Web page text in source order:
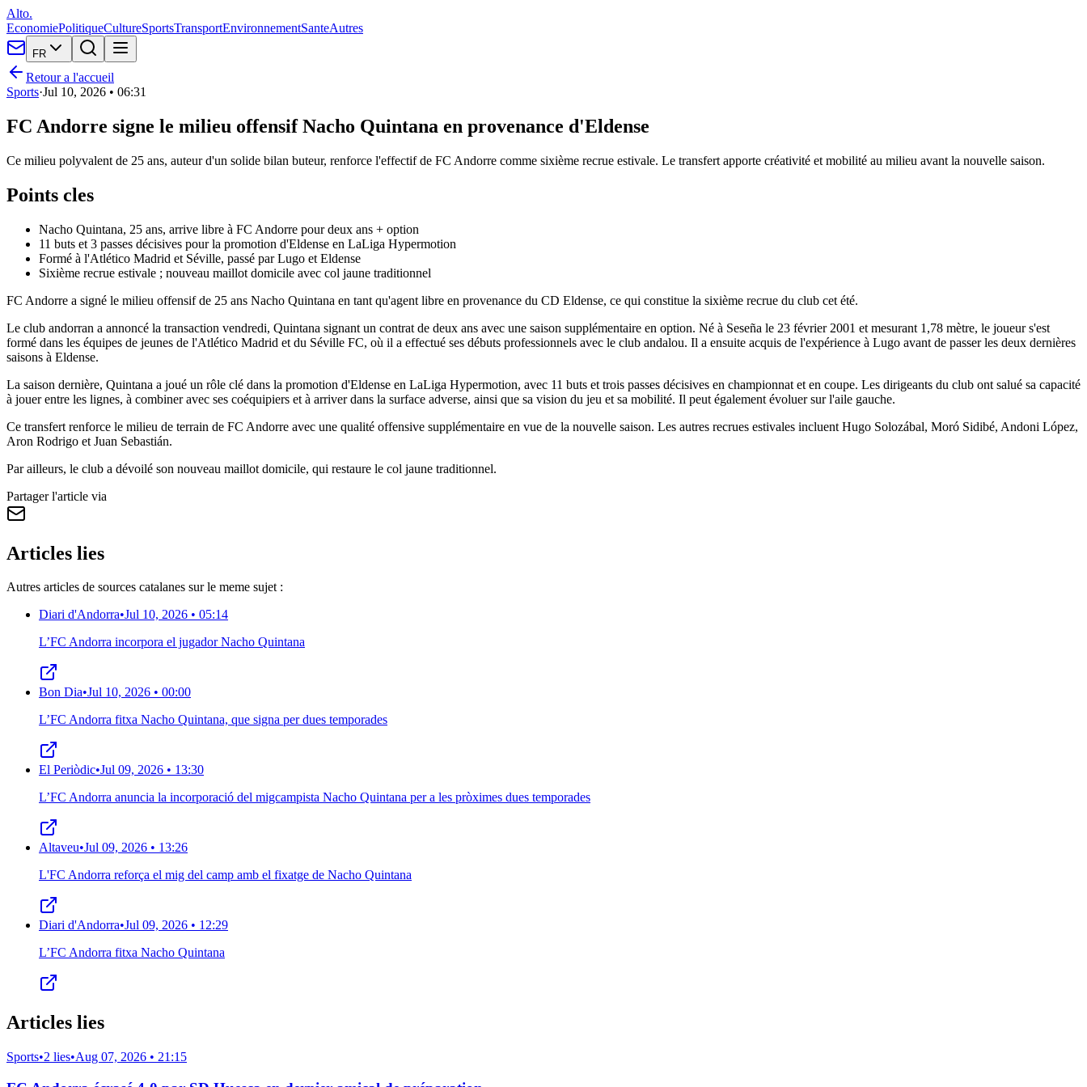
Alto.
EconomiePolitiqueCultureSportsTransportEnvironnementSanteAutres
FR
Retour a l'accueil
Sports·Jul 10, 2026 • 06:31
FC Andorre signe le milieu offensif Nacho Quintana en provenance d'Eldense
Ce milieu polyvalent de 25 ans, auteur d'un solide bilan buteur, renforce l'effectif de FC Andorre comme sixième recrue estivale. Le transfert apporte créativité et mobilité au milieu avant la nouvelle saison.
Points cles
Nacho Quintana, 25 ans, arrive libre à FC Andorre pour deux ans + option
11 buts et 3 passes décisives pour la promotion d'Eldense en LaLiga Hypermotion
Formé à l'Atlético Madrid et Séville, passé par Lugo et Eldense
Sixième recrue estivale ; nouveau maillot domicile avec col jaune traditionnel
FC Andorre a signé le milieu offensif de 25 ans Nacho Quintana en tant qu'agent libre en provenance du CD Eldense, ce qui constitue la sixième recrue du club cet été.
Le club andorran a annoncé la transaction vendredi, Quintana signant un contrat de deux ans avec une saison supplémentaire en option. Né à Seseña le 23 février 2001 et mesurant 1,78 mètre, le joueur s'est
formé dans les équipes de jeunes de l'Atlético Madrid et du Séville FC, où il a effectué ses débuts professionnels avec le club andalou. Il a ensuite acquis de l'expérience à Lugo avant de passer les deux dernières
saisons à Eldense.
La saison dernière, Quintana a joué un rôle clé dans la promotion d'Eldense en LaLiga Hypermotion, avec 11 buts et trois passes décisives en championnat et en coupe. Les dirigeants du club ont salué sa capacité
à jouer entre les lignes, à combiner avec ses coéquipiers et à arriver dans la surface adverse, ainsi que sa vision du jeu et sa mobilité. Il peut également évoluer sur l'aile gauche.
Ce transfert renforce le milieu de terrain de FC Andorre avec une qualité offensive supplémentaire en vue de la nouvelle saison. Les autres recrues estivales incluent Hugo Solozábal, Moró Sidibé, Andoni López,
Aron Rodrigo et Juan Sebastián.
Par ailleurs, le club a dévoilé son nouveau maillot domicile, qui restaure le col jaune traditionnel.
Partager l'article via
Articles lies
Autres articles de sources catalanes sur le meme sujet :
Diari d'Andorra•Jul 10, 2026 • 05:14
L’FC Andorra incorpora el jugador Nacho Quintana
Bon Dia•Jul 10, 2026 • 00:00
L’FC Andorra fitxa Nacho Quintana, que signa per dues temporades
El Periòdic•Jul 09, 2026 • 13:30
L’FC Andorra anuncia la incorporació del migcampista Nacho Quintana per a les pròximes dues temporades
Altaveu•Jul 09, 2026 • 13:26
L'FC Andorra reforça el mig del camp amb el fixatge de Nacho Quintana
Diari d'Andorra•Jul 09, 2026 • 12:29
L’FC Andorra fitxa Nacho Quintana
Articles lies
Sports•2 lies•Aug 07, 2026 • 21:15